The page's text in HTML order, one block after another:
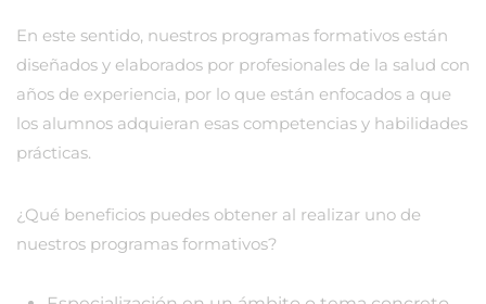
En este sentido, nuestros programas formativos están
diseñados y elaborados por profesionales de la salud con
años de experiencia, por lo que están enfocados a que
los alumnos adquieran esas competencias y habilidades
prácticas.
¿Qué beneficios puedes obtener al realizar uno de
nuestros programas formativos?